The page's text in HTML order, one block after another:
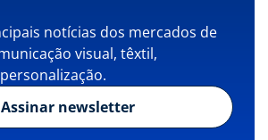
notícias dos mercados de
visual, têxtil,
Assinar newsletter